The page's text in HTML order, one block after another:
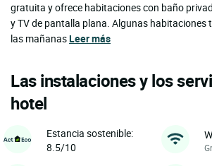
gratuita y ofrece habitaciones con baño
y TV de pantalla plana. Algunas habitaciones
las mañanasLeer más
Las instalaciones y los
hotel
Estancia sostenible:
8.5/10